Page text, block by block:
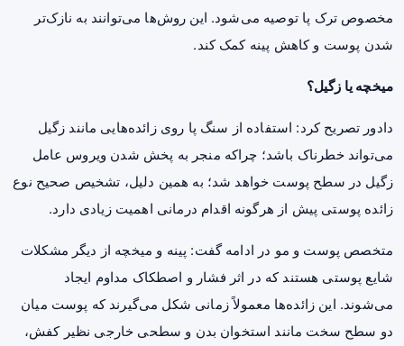
مخصوص ترک پا توصیه می‌شود. این روش‌ها می‌توانند به نازک‌تر
شدن پوست و کاهش پینه کمک کند.
میخچه یا زگیل؟
دادور تصریح کرد: استفاده از سنگ پا روی زائده‌هایی مانند زگیل
می‌تواند خطرناک باشد؛ چراکه منجر به پخش شدن ویروس عامل
زگیل در سطح پوست خواهد شد؛ به همین دلیل، تشخیص صحیح نوع
زائده پوستی پیش از هرگونه اقدام درمانی اهمیت زیادی دارد.
متخصص پوست و مو در ادامه گفت: پینه و میخچه از دیگر مشکلات
شایع پوستی هستند که در اثر فشار و اصطکاک مداوم ایجاد
می‌شوند. این زائده‌ها معمولاً زمانی شکل می‌گیرند که پوست میان
دو سطح سخت مانند استخوان بدن و سطحی خارجی نظیر کفش،